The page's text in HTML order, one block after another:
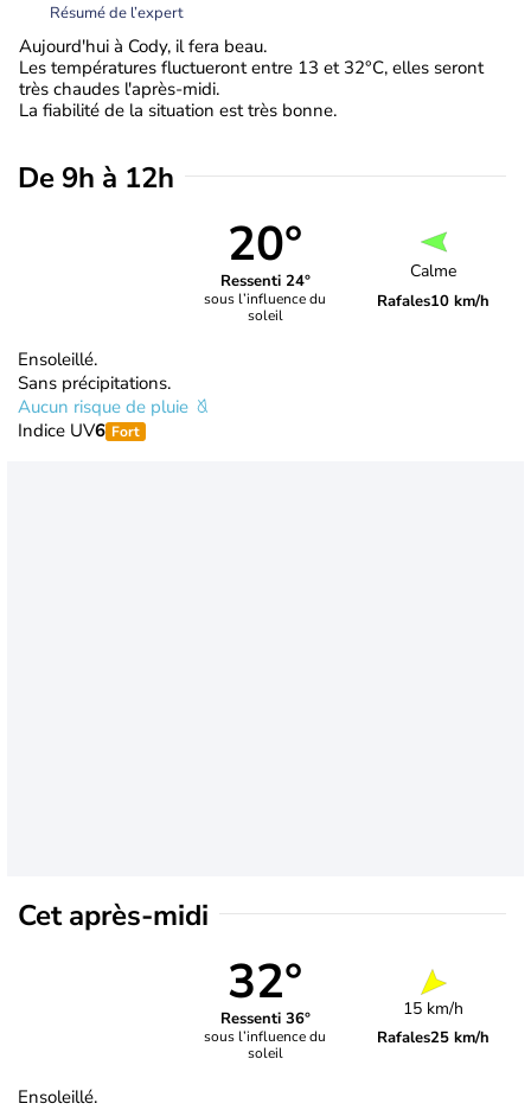
Résumé de l’expert
Aujourd'hui à Cody, il fera beau.
Les températures fluctueront entre 13 et 32°C, elles seront
très chaudes l'après-midi.
La fiabilité de la situation est très bonne.
De 9h à 12h
20°
Ressenti 24°
sous l’influence du
soleil
Calme
Rafales10 km/h
Ensoleillé.
Sans précipitations.
Aucun risque de pluie
Indice UV6 Fort
Cet après-midi
32°
Ressenti 36°
sous l’influence du
soleil
15 km/h
Rafales25 km/h
Ensoleillé.